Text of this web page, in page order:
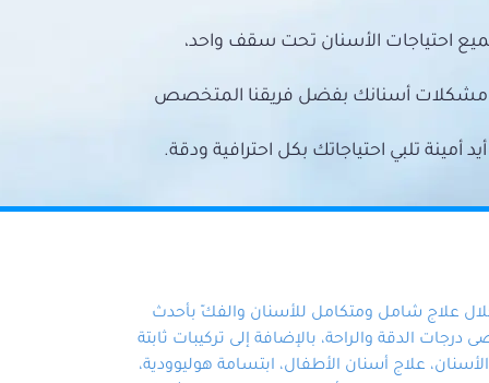
احتياجات الأسنان تحت سقف واحد،
مشكلات أسنانك بفضل فريقنا المتخصص
تلبي احتياجاتك بكل احترافية ودقة.
علاج شامل ومتكامل للأسنان والفكّ بأحدث
الدقة والراحة، بالإضافة إلى تركيبات ثابتة
علاج أسنان الأطفال، ابتسامة هوليوودية،